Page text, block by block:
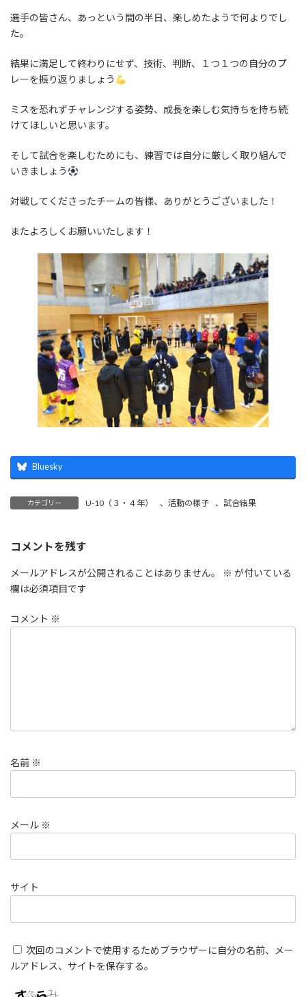
選手の皆さん、あっという間の半日、楽しめたようで何よりでし
た。
結果に満足して終わりにせず、技術、判断、１つ１つの自分のプ
レーを振り返りましょう
ミスを恐れずチャレンジする姿勢、成長を楽しむ気持ちを持ち続
けてほしいと思います。
そして試合を楽しむためにも、練習では自分に厳しく取り組んで
いきましょう
対戦してくださったチームの皆様、ありがとうございました！
またよろしくお願いいたします！
Bluesky
カテゴリー U-10（３・４年） 、 活動の様子 、試合結果
コメントを残す
メールアドレスが公開されることはありません。 ※ が付いている
欄は必須項目です
コメント ※
名前 ※
メール ※
サイト
次回のコメントで使用するためブラウザーに自分の名前、メー
ルアドレス、サイトを保存する。